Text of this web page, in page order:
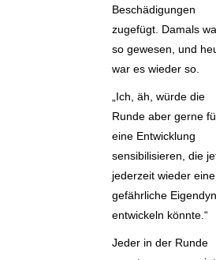
Beschädigungen
zugefügt. Damals
so gewesen, und
war es wieder so.
„Ich, äh, würde die
Runde aber gerne
eine Entwicklung
sensibilisieren, die
jederzeit wieder eine
gefährliche
entwickeln könnte.“
Jeder in der Runde